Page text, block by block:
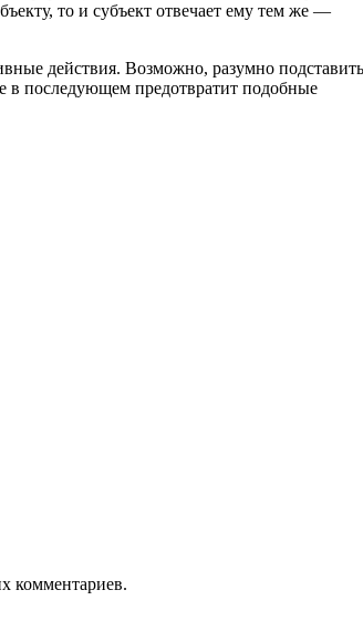
то и субъект отвечает ему тем же —
действия. Возможно, разумно подставить
в последующем предотвратит подобные
комментариев.